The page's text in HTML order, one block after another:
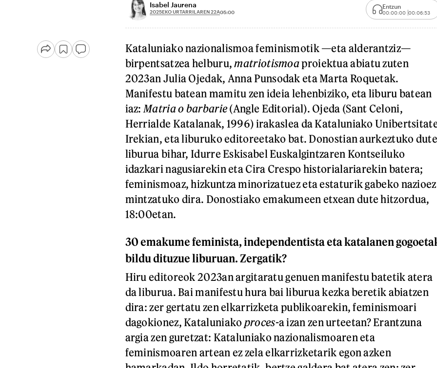
Isabel Jaurena
2025EKO URTARRILAREN 22A05:00
Entzun
00:00:00 00:06:53
Kataluniako nazionalismoa feminismotik —eta alderantziz—
birpentsatzea helburu,matriotismoaproiektua abiatu zuten
2023an Julia Ojedak, Anna Punsodak eta Marta Roquetak.
Manifestu batean mamitu zen ideia lehenbiziko, eta liburu batean
iaz: Matria o barbarie (Angle Editorial). Ojeda (Sant Celoni,
Herrialde Katalanak, 1996) irakaslea da Kataluniako
Irekian, eta liburuko editoreetako bat. Donostian aurkeztuko dute
liburua bihar, Idurre Eskisabel Euskalgintzaren Kontseiluko
idazkari nagusiarekin eta Cira Crespo historialariarekin batera;
feminismoaz, hizkuntza minorizatuez eta estaturik gabeko nazioez
mintzatuko dira. Donostiako emakumeen etxean dute hitzordua,
18:00etan.
30 emakume feminista, independentista eta katalanen
bildu dituzue liburuan. Zergatik?
Hiru editoreok 2023an argitaratu genuen manifestu batetik atera
da liburua. Bai manifestu hura bai liburua kezka beretik abiatzen
dira: zer gertatu zen elkarrizketa publikoarekin, feminismoari
dagokionez, Kataluniako proces-a izan zen urteetan? Erantzuna
argia zen guretzat: Kataluniako nazionalismoaren eta
feminismoaren artean ez zela elkarrizketarik egon azken